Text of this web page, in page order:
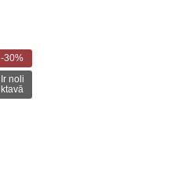
-30%
Ir noli
ktavā